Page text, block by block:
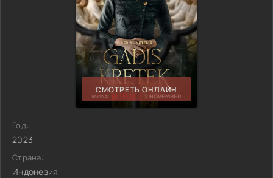
СМОТРЕТЬ ОНЛАЙН
Год:
2023
Страна:
Индонезия